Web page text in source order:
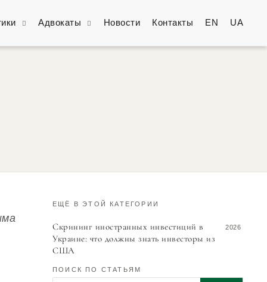
Адвокаты Новости Контакты EN UA
ЕЩЁ В ЭТОЙ КАТЕГОРИИ
Скрининг иностранных инвестиций в
Украине: что должны знать инвесторы из
США
2026
ПОИСК ПО СТАТЬЯМ